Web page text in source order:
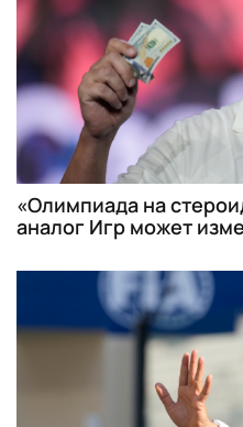
«Олимпиада на
аналог Игр может